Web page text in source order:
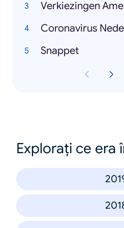
Verkiezingen
Coronavirus
Snappet
Explorați ce era